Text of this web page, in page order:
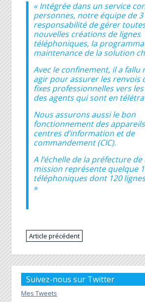
«Intégrée dans un service
personnes, notre équipe de 3
responsabilité de gérer
nouvelles créations de lignes
téléphoniques, la
maintenance de la solution
Avec le confinement, il a fallu
agir pour assurer les renvois
fixes professionnelles vers
des agents qui sont en
Nous assurons aussi le bon
fonctionnement des
centres d’information et de
commandement (CIC).
A l’échelle de la préfecture
mission représente quelque
téléphoniques dont 120
»
Article précédent
Suivez-nous sur Twitter
Mes Tweets